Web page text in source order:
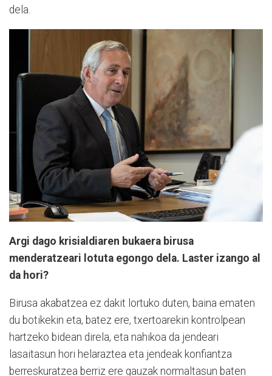
dela.
Argi dago krisialdiaren bukaera birusa
menderatzeari lotuta egongo dela. Laster izango al
da hori?
Birusa akabatzea ez dakit lortuko duten, baina ematen
du botikekin eta, batez ere, txertoarekin kontrolpean
hartzeko bidean direla, eta nahikoa da jendeari
lasaitasun hori helaraztea eta jendeak konfiantza
berreskuratzea berriz ere gauzak normaltasun baten